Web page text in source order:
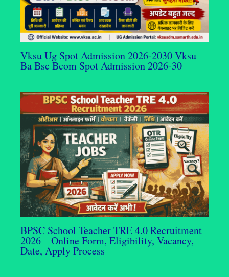
Vksu Ug Spot Admission 2026-2030 Vksu
Ba Bsc Bcom Spot Admission 2026-30
BPSC School Teacher TRE 4.0 Recruitment
2026 – Online Form, Eligibility, Vacancy,
Date, Apply Process